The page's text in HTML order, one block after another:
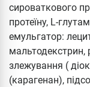
сироваткового
протеїну, L-
емульгатор:
мальтодекстрин,
злежування (
(карагенан),